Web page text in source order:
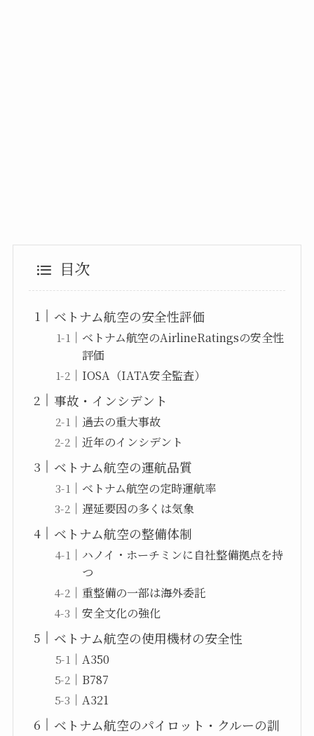
目次
ベトナム航空の安全性評価
ベトナム航空のAirlineRatingsの安全性
評価
IOSA（IATA安全監査）
事故・インシデント
過去の重大事故
近年のインシデント
ベトナム航空の運航品質
ベトナム航空の定時運航率
遅延要因の多くは気象
ベトナム航空の整備体制
ハノイ・ホーチミンに自社整備拠点を持
つ
重整備の一部は海外委託
安全文化の強化
ベトナム航空の使用機材の安全性
A350
B787
A321
ベトナム航空のパイロット・クルーの訓